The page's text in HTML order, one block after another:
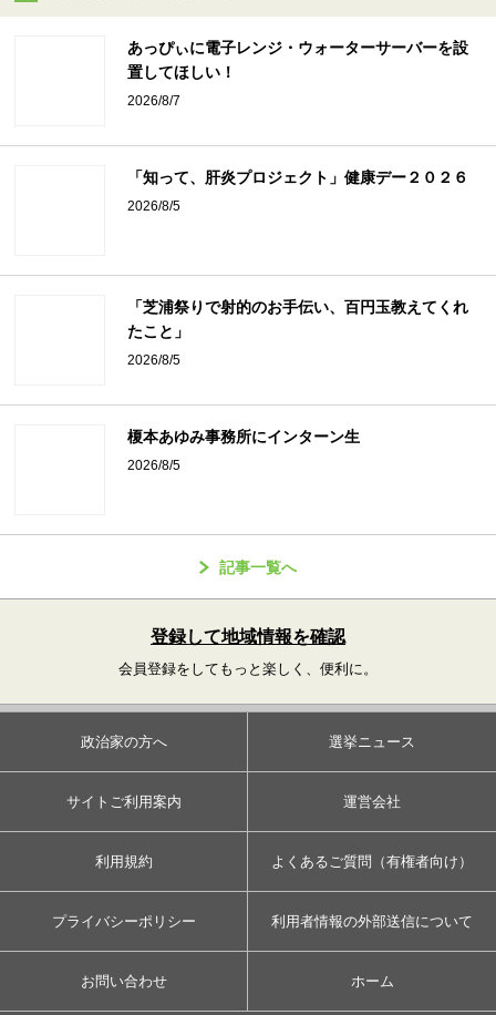
あっぴぃに電子レンジ・ウォーターサーバーを設
置してほしい！
2026/8/7
「知って、肝炎プロジェクト」健康デー２０２６
2026/8/5
「芝浦祭りで射的のお手伝い、百円玉教えてくれ
たこと」
2026/8/5
榎本あゆみ事務所にインターン生
2026/8/5
記事一覧へ
登録して地域情報を確認
会員登録をしてもっと楽しく、便利に。
政治家の方へ 選挙ニュース
サイトご利用案内 運営会社
利用規約 よくあるご質問（有権者向け）
プライバシーポリシー 利用者情報の外部送信について
お問い合わせ ホーム